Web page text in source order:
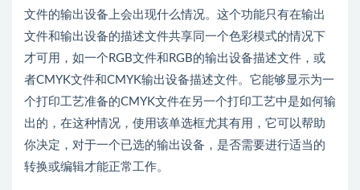
文件的输出设备上会出现什么情况。这个功能只有在输出
文件和输出设备的描述文件共享同一个色彩模式的情况下
才可用，如一个RGB文件和RGB的输出设备描述文件，或
者CMYK文件和CMYK输出设备描述文件。它能够显示为一
个打印工艺准备的CMYK文件在另一个打印工艺中是如何输
出的，在这种情况，使用该单选框尤其有用，它可以帮助
你决定，对于一个已选的输出设备，是否需要进行适当的
转换或编辑才能正常工作。